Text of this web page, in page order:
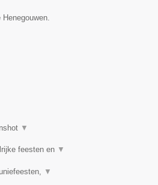
▼
feesten en ▼
▼